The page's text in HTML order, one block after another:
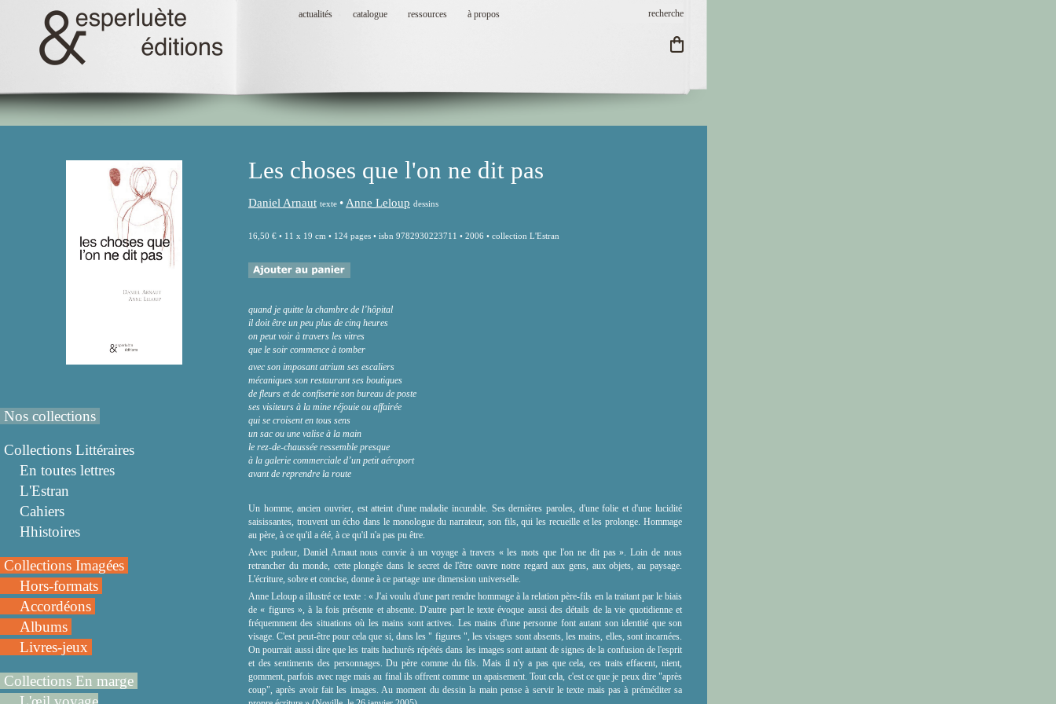
actualités catalogue ressources à propos
Nos collections
Collections Littéraires
En toutes lettres
L'Estran
Cahiers
Hhistoires
Collections Imagées
Hors-formats
Accordéons
Albums
Livres-jeux
Collections En marge
Les choses que l'on ne dit pas
Daniel Arnaut texte • Anne Leloup dessins
16,50 € • 11 x 19 cm • 124 pages • isbn 9782930223711 • 2006 • collection L'Estran
quand je quitte la chambre de l’hôpital
il doit être un peu plus de cinq heures
on peut voir à travers les vitres
que le soir commence à tomber
avec son imposant atrium ses escaliers
mécaniques son restaurant ses boutiques
de fleurs et de confiserie son bureau de poste
ses visiteurs à la mine réjouie ou affairée
qui se croisent en tous sens
un sac ou une valise à la main
le rez-de-chaussée ressemble presque
à la galerie commerciale d’un petit aéroport
avant de reprendre la route
Un homme, ancien ouvrier, est atteint d'une maladie incurable. Ses dernières paroles, d'une folie et d'une lucidité
saisissantes, trouvent un écho dans le monologue du narrateur, son fils, qui les recueille et les prolonge. Hommage
au père, à ce qu'il a été, à ce qu'il n'a pas pu être.
Avec pudeur, Daniel Arnaut nous convie à un voyage à travers « les mots que l'on ne dit pas ». Loin de nous
retrancher du monde, cette plongée dans le secret de l'être ouvre notre regard aux gens, aux objets, au paysage.
L'écriture, sobre et concise, donne à ce partage une dimension universelle.
Anne Leloup a illustré ce texte : « J'ai voulu d'une part rendre hommage à la relation père-fils en la traitant par le biais
de« figures », à la fois présente et absente. D'autre part le texte évoque aussi des détails de la vie quotidienne et
fréquemment des situations où les mains sont actives. Les mains d'une personne font autant son identité que son
visage. C'est peut-être pour cela que si, dans les " figures ", les visages sont absents, les mains, elles, sont incarnées.
On pourrait aussi dire que les traits hachurés répétés dans les images sont autant de signes de la confusion de l'esprit
et des sentiments des personnages. Du père comme du fils. Mais il n'y a pas que cela, ces traits effacent, nient,
gomment, parfois avec rage mais au final ils offrent comme un apaisement. Tout cela, c'est ce que je peux dire "après
coup", après avoir fait les images. Au moment du dessin la main pense à servir le texte mais pas à préméditer sa